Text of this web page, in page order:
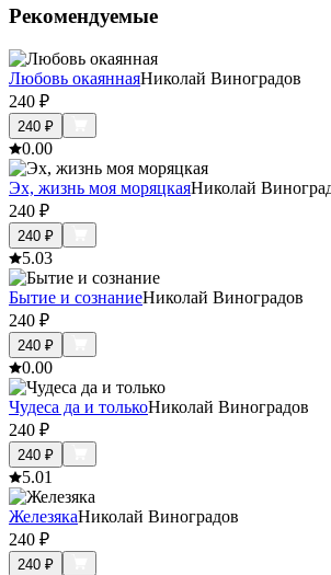
Рекомендуемые
Любовь окаяннаяНиколай Виноградов
240 ₽
240 ₽
0.00
Эх, жизнь моя моряцкаяНиколай
240 ₽
240 ₽
5.03
Бытие и сознаниеНиколай Виноградов
240 ₽
240 ₽
0.00
Чудеса да и толькоНиколай Виноградов
240 ₽
240 ₽
5.01
ЖелезякаНиколай Виноградов
240 ₽
240 ₽